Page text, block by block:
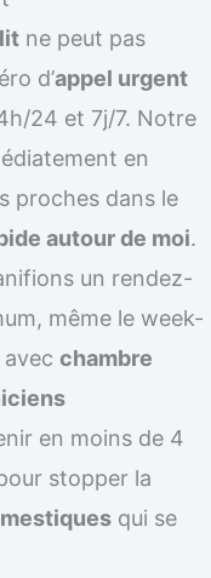
ne peut pas
d’appel urgent
24 et 7j/7. Notre
en
proches dans le
autour de moi.
un rendez-
même le week-
chambre
en moins de 4
stopper la
qui se